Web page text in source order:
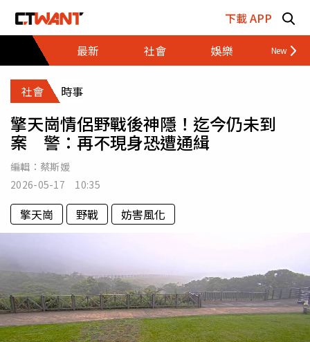
下載 APP
最新
社會 娛樂 財經
社會 時事
擎天崗情侶野戰後神隱！迄今仍未到
案 警：再不現身恐遭通緝
編輯： 蔡斯媛
2026-05-17 10:35
擎天崗 野戰 妨害風化